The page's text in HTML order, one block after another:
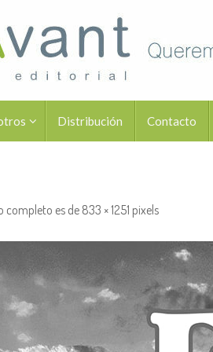
Distribución Contacto
completo es de833 × 1251 pixels